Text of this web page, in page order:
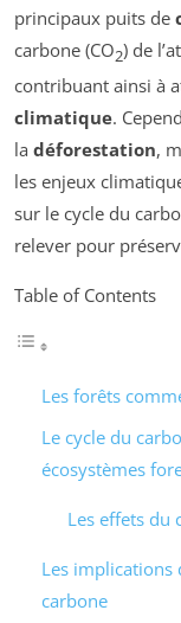
principaux puits de
carbone (CO2) de
contribuant ainsi à
climatique.
la déforestation,
les enjeux
sur le cycle du
relever pour
Table of Contents
Les forêts
Le cycle du
écosystèmes
Les effets du
Les implications
carbone